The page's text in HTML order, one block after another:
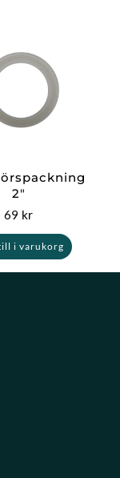
2″
69 kr
i varukorg